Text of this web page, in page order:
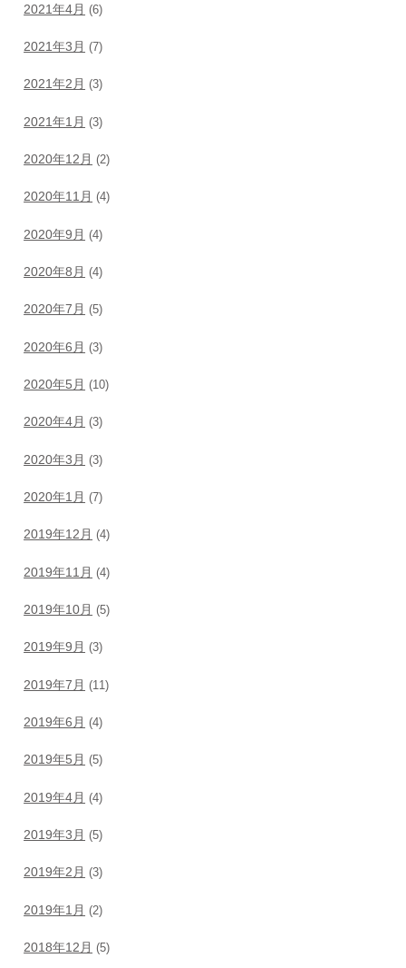
2021年4月 (6)
2021年3月 (7)
2021年2月 (3)
2021年1月 (3)
2020年12月 (2)
2020年11月 (4)
2020年9月 (4)
2020年8月 (4)
2020年7月 (5)
2020年6月 (3)
2020年5月 (10)
2020年4月 (3)
2020年3月 (3)
2020年1月 (7)
2019年12月 (4)
2019年11月 (4)
2019年10月 (5)
2019年9月 (3)
2019年7月 (11)
2019年6月 (4)
2019年5月 (5)
2019年4月 (4)
2019年3月 (5)
2019年2月 (3)
2019年1月 (2)
2018年12月 (5)